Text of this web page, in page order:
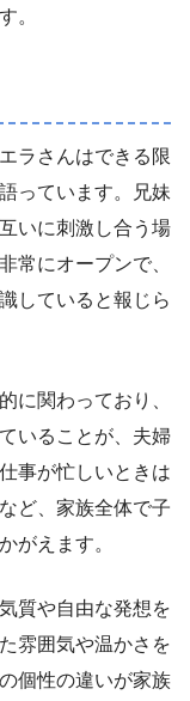
。
ラさんはできる限
っています。兄妹
いに刺激し合う場
常にオープンで、
していると報じら
に関わっており、
いることが、夫婦
事が忙しいときは
ど、家族全体で子
がえます。
質や自由な発想を
雰囲気や温かさを
個性の違いが家族